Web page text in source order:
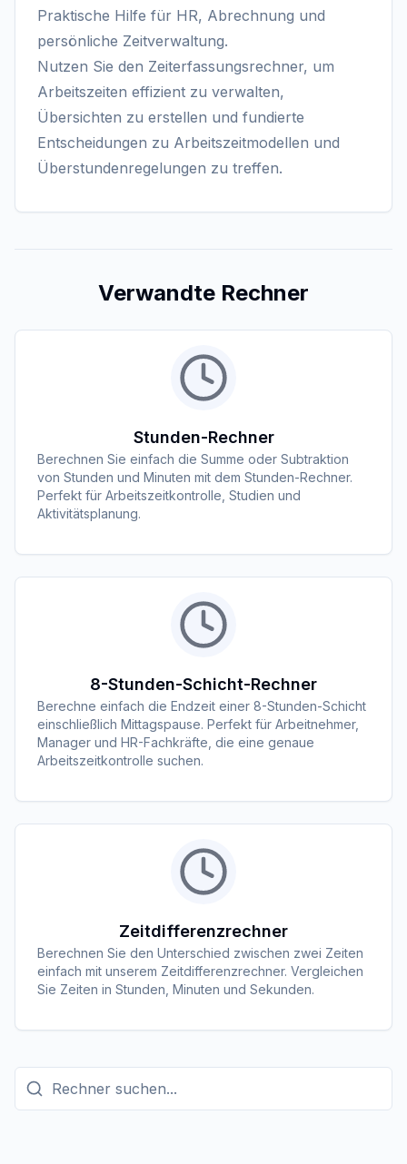
Praktische Hilfe für HR, Abrechnung und
persönliche Zeitverwaltung.
Nutzen Sie den Zeiterfassungsrechner, um
Arbeitszeiten effizient zu verwalten,
Übersichten zu erstellen und fundierte
Entscheidungen zu Arbeitszeitmodellen und
Überstundenregelungen zu treffen.
Verwandte Rechner
Stunden-Rechner
Berechnen Sie einfach die Summe oder Subtraktion
von Stunden und Minuten mit dem Stunden-Rechner.
Perfekt für Arbeitszeitkontrolle, Studien und
Aktivitätsplanung.
8-Stunden-Schicht-Rechner
Berechne einfach die Endzeit einer 8-Stunden-Schicht
einschließlich Mittagspause. Perfekt für Arbeitnehmer,
Manager und HR-Fachkräfte, die eine genaue
Arbeitszeitkontrolle suchen.
Zeitdifferenzrechner
Berechnen Sie den Unterschied zwischen zwei Zeiten
einfach mit unserem Zeitdifferenzrechner. Vergleichen
Sie Zeiten in Stunden, Minuten und Sekunden.